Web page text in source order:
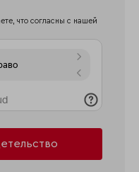
что согласны с нашей